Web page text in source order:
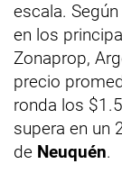
escala.
en los
Zonaprop,
precio
ronda los
supera en un
de Neuquén.